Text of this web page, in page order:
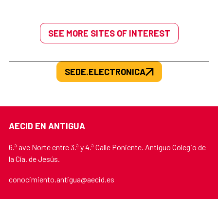
SEE MORE SITES OF INTEREST
SEDE.ELECTRONICA
AECID EN ANTIGUA
6.ª ave Norte entre 3.ª y 4.ª Calle Poniente. Antiguo Colegio de
la Cía. de Jesús.
conocimiento.antigua@aecid.es